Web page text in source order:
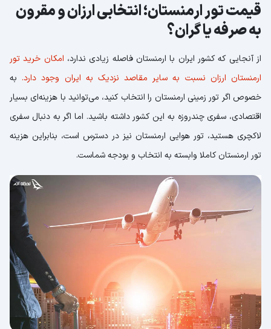
قیمت تور ارمنستان؛ انتخابی ارزان و مقرون
به صرفه یا گران؟
از آنجایی که کشور ایران با ارمنستان فاصله زیادی ندارد، امکان خرید تور
ارمنستان ارزان نسبت به سایر مقاصد نزدیک به ایران وجود دارد.به
خصوص اگر تور زمینی ارمنستان را انتخاب کنید، می‌توانید با هزینه‌ای بسیار
اقتصادی، سفری چند‌روزه به این کشور داشته باشید. اما اگر به دنبال سفری
لاکچری هستید، تور هوایی ارمنستان نیز در دسترس است، بنابراین هزینه
تور ارمنستان کاملا وابسته به انتخاب و بودجه شماست.